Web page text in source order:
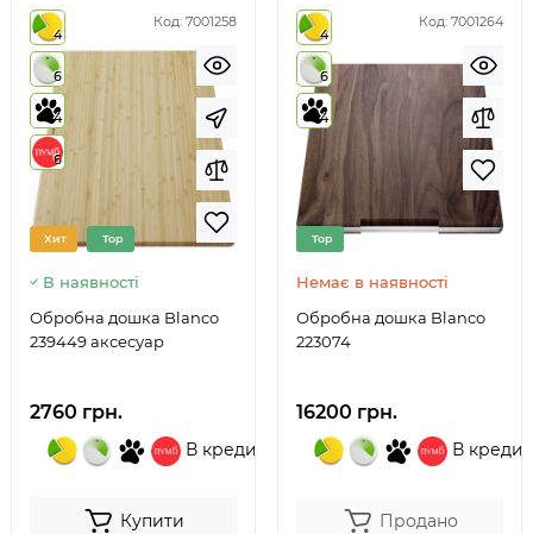
Код: 7001258
4
6
4
6
Хит Top
В наявності
Обробна дошка Blanco
239449 аксесуар
2760 грн.
В кредит
Купити
Код: 7001264
4
6
4
Top
Немає в наявності
Обробна дошка Blanco
223074
16200 грн.
В кредит
Продано